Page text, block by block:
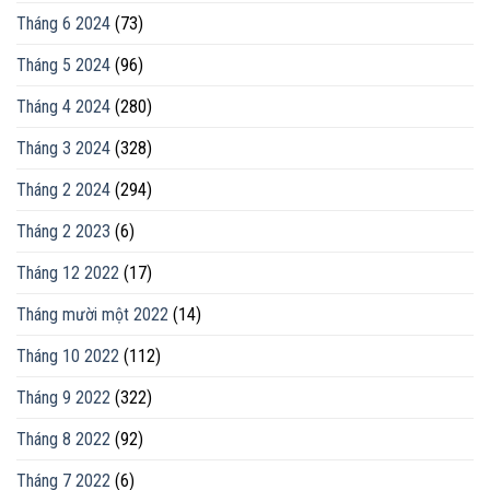
Tháng 6 2024 (73)
Tháng 5 2024 (96)
Tháng 4 2024 (280)
Tháng 3 2024 (328)
Tháng 2 2024 (294)
Tháng 2 2023 (6)
Tháng 12 2022 (17)
Tháng mười một 2022 (14)
Tháng 10 2022 (112)
Tháng 9 2022 (322)
Tháng 8 2022 (92)
Tháng 7 2022 (6)